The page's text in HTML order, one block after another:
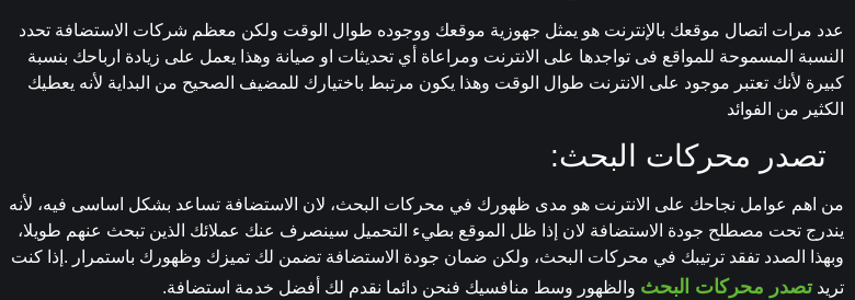
عدد مرات اتصال موقعك بالإنترنت هو يمثل جهوزية موقعك ووجوده طوال الوقت ولكن معظم شركات الاستضافة تحدد
النسبة المسموحة للمواقع فى تواجدها على الانترنت ومراعاة أي تحديثات او صيانة وهذا يعمل على زيادة ارباحك بنسبة
كبيرة لأنك تعتبر موجود على الانترنت طوال الوقت وهذا يكون مرتبط باختيارك للمضيف الصحيح من البداية لأنه يعطيك
الكثير من الفوائد
تصدر محركات البحث:
من اهم عوامل نجاحك على الانترنت هو مدى ظهورك في محركات البحث، لان الاستضافة تساعد بشكل اساسى فيه، لأنه
يندرج تحت مصطلح جودة الاستضافة لان إذا ظل الموقع بطيء التحميل سينصرف عنك عملائك الذين تبحث عنهم طويلا،
وبهذا الصدد تفقد ترتيبك في محركات البحث، ولكن ضمان جودة الاستضافة تضمن لك تميزك وظهورك باستمرار .إذا كنت
تريد تصدر محركات البحث والظهور وسط منافسيك فنحن دائما نقدم لك أفضل خدمة استضافة.